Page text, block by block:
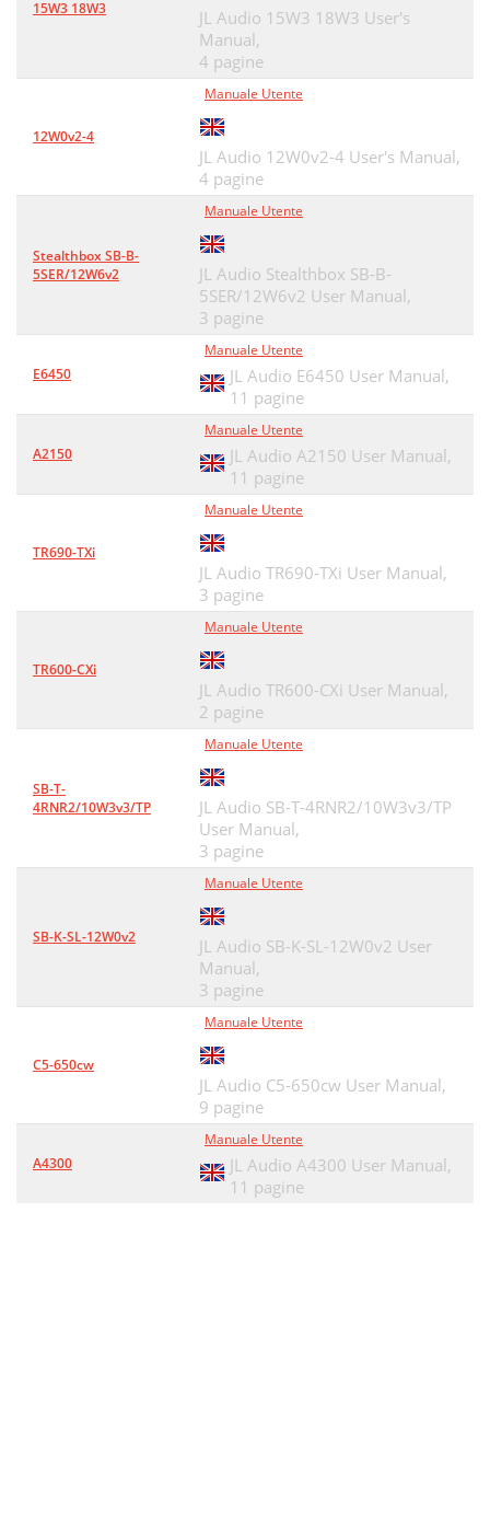
15W3 18W3
JL Audio 15W3 18W3 User's
Manual,
4 pagine
12W0v2-4
Manuale Utente
JL Audio 12W0v2-4 User's Manual,
4 pagine
Stealthbox SB-B-
5SER/12W6v2
Manuale Utente
JL Audio Stealthbox SB-B-
5SER/12W6v2 User Manual,
3 pagine
E6450
Manuale Utente
JL Audio E6450 User Manual,
11 pagine
A2150
Manuale Utente
JL Audio A2150 User Manual,
11 pagine
TR690-TXi
Manuale Utente
JL Audio TR690-TXi User Manual,
3 pagine
TR600-CXi
Manuale Utente
JL Audio TR600-CXi User Manual,
2 pagine
SB-T-
4RNR2/10W3v3/TP
Manuale Utente
JL Audio SB-T-4RNR2/10W3v3/TP
User Manual,
3 pagine
SB-K-SL-12W0v2
Manuale Utente
JL Audio SB-K-SL-12W0v2 User
Manual,
3 pagine
C5-650cw
Manuale Utente
JL Audio C5-650cw User Manual,
9 pagine
A4300
Manuale Utente
JL Audio A4300 User Manual,
11 pagine